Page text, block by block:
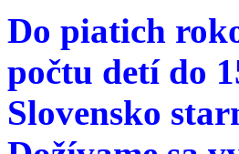
Do piatich
počtu detí do
Slovensko